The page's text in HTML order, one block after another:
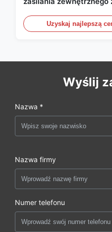
Uzyskaj najlepszą
Wyślij
Nazwa *
Nazwa firmy
Numer telefonu